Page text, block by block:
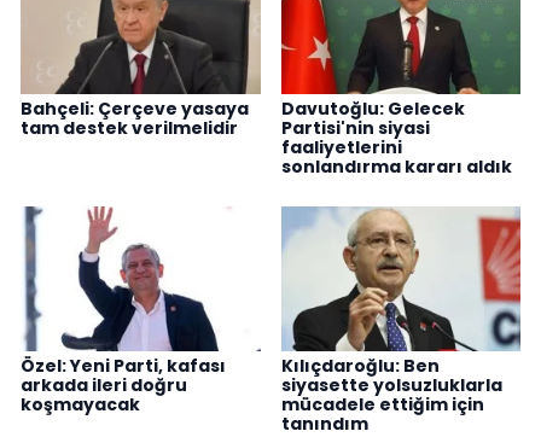
Bahçeli: Çerçeve yasaya
tam destek verilmelidir
Davutoğlu: Gelecek
Partisi'nin siyasi
faaliyetlerini
sonlandırma kararı aldık
Özel: Yeni Parti, kafası
arkada ileri doğru
koşmayacak
Kılıçdaroğlu: Ben
siyasette yolsuzluklarla
mücadele ettiğim için
tanındım